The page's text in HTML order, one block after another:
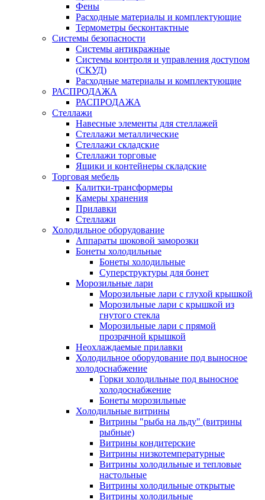
Фены
Расходные материалы и комплектующие
Термометры бесконтактные
Системы безопасности
Системы антикражные
Системы контроля и управления доступом
(СКУД)
Расходные материалы и комплектующие
РАСПРОДАЖА
РАСПРОДАЖА
Стеллажи
Навесные элементы для стеллажей
Стеллажи металлические
Стеллажи складские
Стеллажи торговые
Ящики и контейнеры складские
Торговая мебель
Калитки-трансформеры
Камеры хранения
Прилавки
Стеллажи
Холодильное оборудование
Аппараты шоковой заморозки
Бонеты холодильные
Бонеты холодильные
Суперструктуры для бонет
Морозильные лари
Морозильные лари с глухой крышкой
Морозильные лари с крышкой из
гнутого стекла
Морозильные лари с прямой
прозрачной крышкой
Неохлаждаемые прилавки
Холодильное оборудование под выносное
холодоснабжение
Горки холодильные под выносное
холодоснабжение
Бонеты морозильные
Холодильные витрины
Витрины "рыба на льду" (витрины
рыбные)
Витрины кондитерские
Витрины низкотемпературные
Витрины холодильные и тепловые
настольные
Витрины холодильные открытые
Витрины холодильные